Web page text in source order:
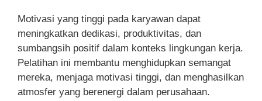
Motivasi yang tinggi pada karyawan dapat
meningkatkan dedikasi, produktivitas, dan
sumbangsih positif dalam konteks lingkungan kerja.
Pelatihan ini membantu menghidupkan semangat
mereka, menjaga motivasi tinggi, dan menghasilkan
atmosfer yang berenergi dalam perusahaan.